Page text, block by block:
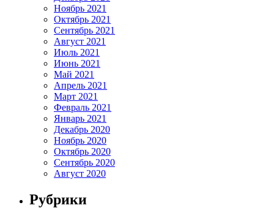
Ноябрь 2021
Октябрь 2021
Сентябрь 2021
Август 2021
Июль 2021
Июнь 2021
Май 2021
Апрель 2021
Март 2021
Февраль 2021
Январь 2021
Декабрь 2020
Ноябрь 2020
Октябрь 2020
Сентябрь 2020
Август 2020
Рубрики